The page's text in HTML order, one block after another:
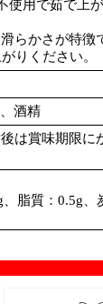
使用で茹で上
らかさが特徴
りください。
酒精
は賞味期限に
脂質：0.5g、